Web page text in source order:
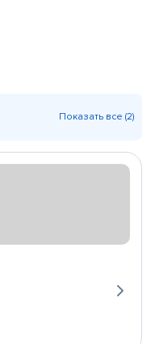
Показать все (2)